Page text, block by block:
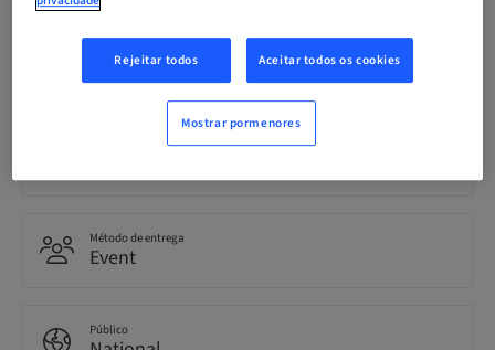
Idioma
English
Método de entrega
Event
Público
Rejeitar todos Aceitar todos os cookies
Mostrar pormenores